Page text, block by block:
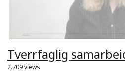
Tverrfaglig
2.709 views